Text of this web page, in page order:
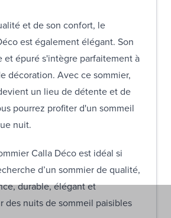
et de son confort, le
est également élégant. Son
et épuré s'intègre parfaitement à
décoration. Avec ce sommier,
un lieu de détente et de
pourrez profiter d'un sommeil
nuit.
Calla Déco est idéal si
d’un sommier de qualité,
durable, élégant et
des nuits de sommeil paisibles